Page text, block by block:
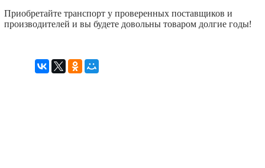
Приобретайте транспорт у проверенных поставщиков и
производителей и вы будете довольны товаром долгие годы!